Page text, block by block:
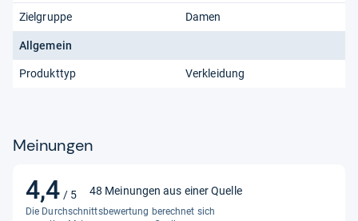
Zielgruppe Damen
Allgemein
Produkttyp Verkleidung
Meinungen
4,4 / 5
4,4
von
48 Meinungen aus einer Quelle
Die Durchschnittsbewertung berechnet sich